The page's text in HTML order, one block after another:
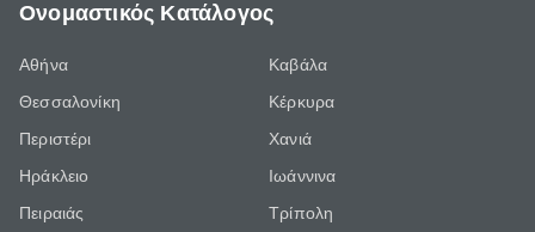
Ονομαστικός Κατάλογος
Αθήνα
Θεσσαλονίκη
Περιστέρι
Ηράκλειο
Πειραιάς
Καβάλα
Κέρκυρα
Χανιά
Ιωάννινα
Τρίπολη